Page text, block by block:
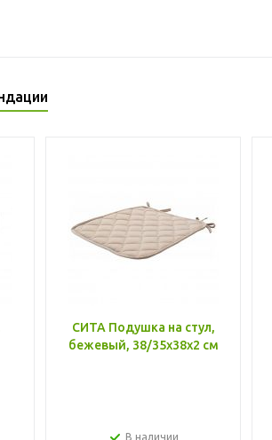
СИТА Подушка на стул,
бежевый, 38/35x38x2 см
В наличии